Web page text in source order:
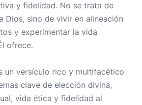
y fidelidad. No se trata de
Dios, sino de vivir en alineación
y experimentar la vida
ofrece.
un versículo rico y multifacético
clave de elección divina,
vida ética y fidelidad al